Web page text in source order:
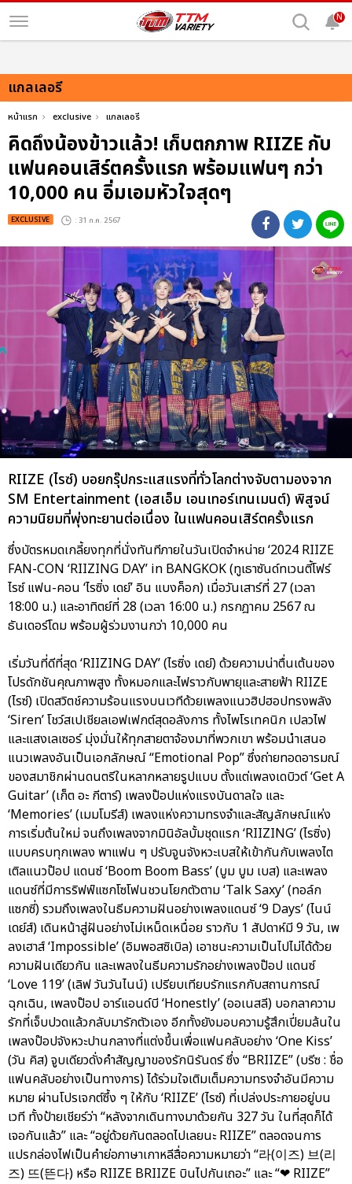
N
แกลเลอรี
หน้าแรก exclusive แกลเลอรี
คิดถึงน้องข้าวแล้ว! เก็บตกภาพ RIIZE กับ
แฟนคอนเสิร์ตครั้งแรก พร้อมแฟนๆ กว่า
10,000 คน อิ่มเอมหัวใจสุดๆ
EXCLUSIVE : 31 ก.ค. 2567
RIIZE (ไรซ์) บอยกรุ๊ปกระแสแรงที่ทั่วโลกต่างจับตามองจาก
SM Entertainment (เอสเอ็ม เอนเทอร์เทนเมนต์) พิสูจน์
ความนิยมที่พุ่งทะยานต่อเนื่อง ในแฟนคอนเสิร์ตครั้งแรก
ซึ่งบัตรหมดเกลี้ยงทุกที่นั่งทันทีภายในวันเปิดจำหน่าย ‘2024 RIIZE
FAN-CON ‘RIIZING DAY’ in BANGKOK (ทูเธาซันด์ทเวนตี้โฟร์
ไรซ์ แฟน-คอน ‘ไรซิ่ง เดย์’ อิน แบงค็อก) เมื่อวันเสาร์ที่ 27 (เวลา
18:00 น.) และอาทิตย์ที่ 28 (เวลา 16:00 น.) กรกฎาคม 2567 ณ
ธันเดอร์โดม พร้อมผู้ร่วมงานกว่า 10,000 คน
เริ่มวันที่ดีที่สุด ‘RIIZING DAY’ (ไรซิ่ง เดย์) ด้วยความน่าตื่นเต้นของ
โปรดักชันคุณภาพสูง ทั้งหมอกและไฟราวกับพายุและสายฟ้า RIIZE
(ไรซ์) เปิดสวิตช์ความร้อนแรงบนเวทีด้วยเพลงแนวฮิปฮอปทรงพลัง
‘Siren’ โชว์สเปเชียลเอฟเฟกต์สุดอลังการ ทั้งไพโรเทคนิก เปลวไฟ
และแสงเลเซอร์ มุ่งมั่นให้ทุกสายตาจ้องมาที่พวกเขา พร้อมนำเสนอ
แนวเพลงอันเป็นเอกลักษณ์ “Emotional Pop” ซึ่งถ่ายทอดอารมณ์
ของสมาชิกผ่านดนตรีในหลากหลายรูปแบบ ตั้งแต่เพลงเดบิวต์ ‘Get A
Guitar’ (เก็ต อะ กีตาร์) เพลงป๊อปแห่งแรงบันดาลใจ และ
‘Memories’ (เมมโมรีส์) เพลงแห่งความทรงจำและสัญลักษณ์แห่ง
การเริ่มต้นใหม่ จนถึงเพลงจากมินิอัลบั้มชุดแรก ‘RIIZING’ (ไรซิ่ง)
แบบครบทุกเพลง พาแฟน ๆ ปรับจูนจังหวะเบสให้เข้ากันกับเพลงไต
เติลแนวป๊อป แดนซ์ ‘Boom Boom Bass’ (บูม บูม เบส) และเพลง
แดนซ์ที่มีการริฟฟ์แซกโซโฟนชวนโยกตัวตาม ‘Talk Saxy’ (ทอล์ก
แซกซี่) รวมถึงเพลงในธีมความฝันอย่างเพลงแดนซ์ ‘9 Days’ (ไนน์
เดย์ส์) เดินหน้าสู่ฝันอย่างไม่เหน็ดเหนื่อย ราวกับ 1 สัปดาห์มี 9 วัน, เพ
ลงเฮาส์ ‘Impossible’ (อิมพอสซิเบิล) เอาชนะความเป็นไปไม่ได้ด้วย
ความฝันเดียวกัน และเพลงในธีมความรักอย่างเพลงป๊อป แดนซ์
‘Love 119’ (เลิฟ วันวันไนน์) เปรียบเทียบรักแรกกับสถานการณ์
ฉุกเฉิน, เพลงป๊อป อาร์แอนด์บี ‘Honestly’ (ออเนสลี) บอกลาความ
รักที่เจ็บปวดแล้วกลับมารักตัวเอง อีกทั้งยังมอบความรู้สึกเปี่ยมล้นใน
เพลงป๊อปจังหวะปานกลางที่แต่งขึ้นเพื่อแฟนคลับอย่าง ‘One Kiss’
(วัน คิส) จูบเดียวดั่งคำสัญญาของรักนิรันดร์ ซึ่ง “BRIIZE” (บรีซ : ชื่อ
แฟนคลับอย่างเป็นทางการ) ได้ร่วมใจเติมเต็มความทรงจำอันมีความ
หมาย ผ่านโปรเจกต์ซึ้ง ๆ ให้กับ ‘RIIZE’ (ไรซ์) ที่เปล่งประกายอยู่บน
เวที ทั้งป้ายเชียร์ว่า “หลังจากเดินทางมาด้วยกัน 327 วัน ในที่สุดก็ได้
เจอกันแล้ว” และ “อยู่ด้วยกันตลอดไปเลยนะ RIIZE” ตลอดจนการ
แปรกล่องไฟเป็นคำย่อภาษาเกาหลีสื่อความหมายว่า “라(이즈) 브(리
즈) 뜨(뜬다) หรือ RIIZE BRIIZE บินไปกันเถอะ” และ “❤ RIIZE”